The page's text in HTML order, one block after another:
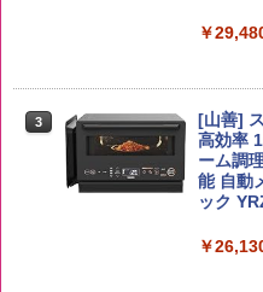
【在庫
by
￥4,930
容量 4リ
￥3,248
国分
し 塩ら
￥
3
[山善]
高効率
ーム調
能 自動
ック
￥